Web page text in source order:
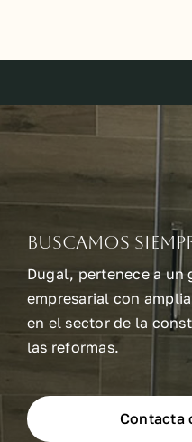
Buscamos
Dugal, pertenece a un
empresarial con
en el sector de la
las reformas.
Contacta